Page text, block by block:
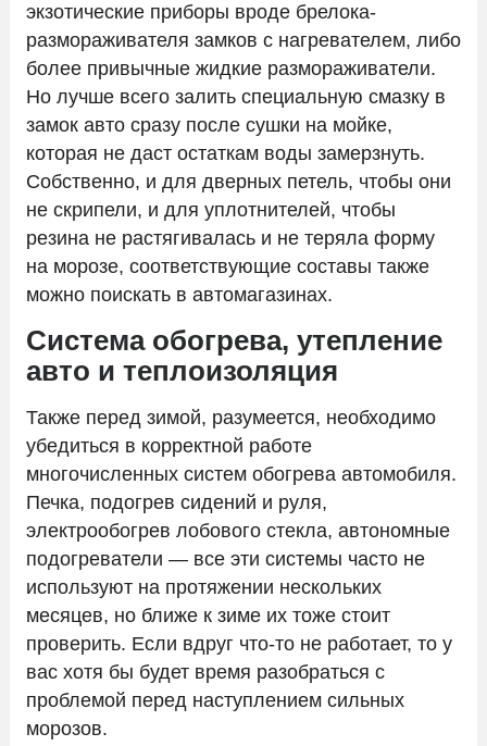
экзотические приборы вроде брелока-
размораживателя замков с нагревателем, либо
более привычные жидкие размораживатели.
Но лучше всего залить специальную смазку в
замок авто сразу после сушки на мойке,
которая не даст остаткам воды замерзнуть.
Собственно, и для дверных петель, чтобы они
не скрипели, и для уплотнителей, чтобы
резина не растягивалась и не теряла форму
на морозе, соответствующие составы также
можно поискать в автомагазинах.
Система обогрева, утепление
авто и теплоизоляция
Также перед зимой, разумеется, необходимо
убедиться в корректной работе
многочисленных систем обогрева автомобиля.
Печка, подогрев сидений и руля,
электрообогрев лобового стекла, автономные
подогреватели — все эти системы часто не
используют на протяжении нескольких
месяцев, но ближе к зиме их тоже стоит
проверить. Если вдруг что-то не работает, то у
вас хотя бы будет время разобраться с
проблемой перед наступлением сильных
морозов.